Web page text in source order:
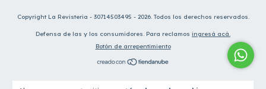
Copyright La Revisteria - 30714503495 - 2026. Todos los derechos reservados.
Defensa de las y los consumidores. Para reclamos ingresá acá.
Botón de arrepentimiento